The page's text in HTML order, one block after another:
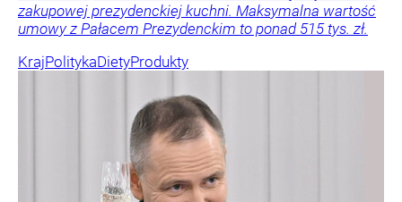
zakupowej prezydenckiej kuchni. Maksymalna wartość
umowy z Pałacem Prezydenckim to ponad 515 tys. zł.
KrajPolitykaDietyProdukty